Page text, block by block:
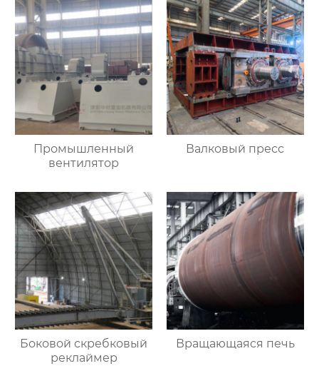
Промышленный
вентилятор
Валковый пресс
Боковой скребковый
реклаймер
Вращающаяся печь